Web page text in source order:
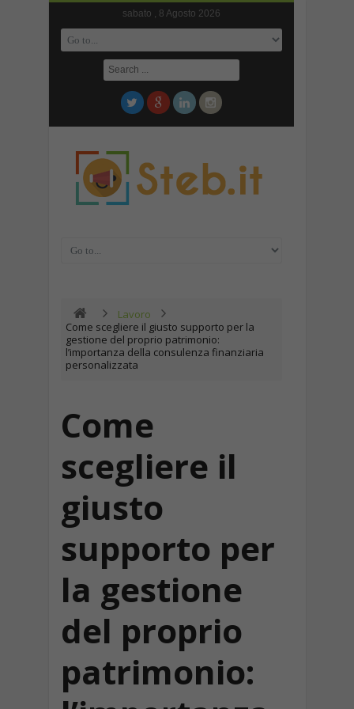
sabato , 8 Agosto 2026
Lavoro
Come scegliere il giusto supporto per la
gestione del proprio patrimonio:
l’importanza della consulenza finanziaria
personalizzata
Come
scegliere il
giusto
supporto per
la gestione
del proprio
patrimonio: